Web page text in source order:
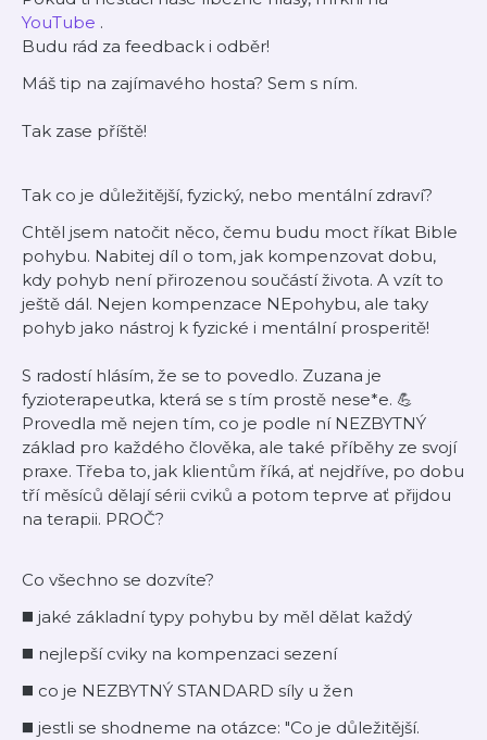
YouTube .
Budu rád za feedback i odběr!
Máš tip na zajímavého hosta? Sem s ním.
Tak zase příště!
Tak co je důležitější, fyzický, nebo mentální zdraví?
Chtěl jsem natočit něco, čemu budu moct říkat Bible
pohybu. Nabitej díl o tom, jak kompenzovat dobu,
kdy pohyb není přirozenou součástí života. A vzít to
ještě dál. Nejen kompenzace NEpohybu, ale taky
pohyb jako nástroj k fyzické i mentální prosperitě!
S radostí hlásím, že se to povedlo. Zuzana je
fyzioterapeutka, která se s tím prostě nese*e. 💪
Provedla mě nejen tím, co je podle ní NEZBYTNÝ
základ pro každého člověka, ale také příběhy ze svojí
praxe. Třeba to, jak klientům říká, ať nejdříve, po dobu
tří měsíců dělají sérii cviků a potom teprve ať přijdou
na terapii. PROČ?
Co všechno se dozvíte?
◼️ jaké základní typy pohybu by měl dělat každý
◼️ nejlepší cviky na kompenzaci sezení
◼️ co je NEZBYTNÝ STANDARD síly u žen
◼️ jestli se shodneme na otázce: "Co je důležitější.